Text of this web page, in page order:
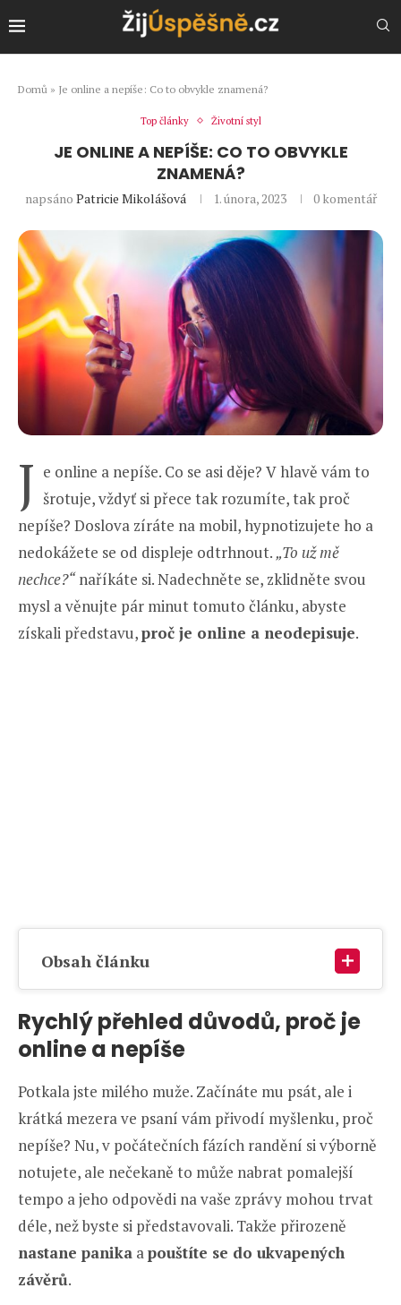
Domů » Je online a nepíše: Co to obvykle znamená?
Top články Životní styl
JE ONLINE A NEPÍŠE: CO TO OBVYKLE
ZNAMENÁ?
napsáno Patricie Mikolášová 1. února, 2023 0 komentář
J e online a nepíše. Co se asi děje? V hlavě vám to
šrotuje, vždyť si přece tak rozumíte, tak proč
nepíše? Doslova zíráte na mobil, hypnotizujete ho a
nedokážete se od displeje odtrhnout.„To už mě
nechce?“naříkáte si. Nadechněte se, zklidněte svou
mysl a věnujte pár minut tomuto článku, abyste
získali představu,proč je online a neodepisuje.
Obsah článku
Rychlý přehled důvodů, proč je
online a nepíše
Potkala jste milého muže. Začínáte mu psát, ale i
krátká mezera ve psaní vám přivodí myšlenku, proč
nepíše? Nu, v počátečních fázích randění si výborně
notujete, ale nečekaně to může nabrat pomalejší
tempo a jeho odpovědi na vaše zprávy mohou trvat
déle, než byste si představovali. Takže přirozeně
nastane panika apouštíte se do ukvapených
závěrů.